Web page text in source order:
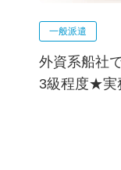
一般派遣
外資系船社
3級程度★実